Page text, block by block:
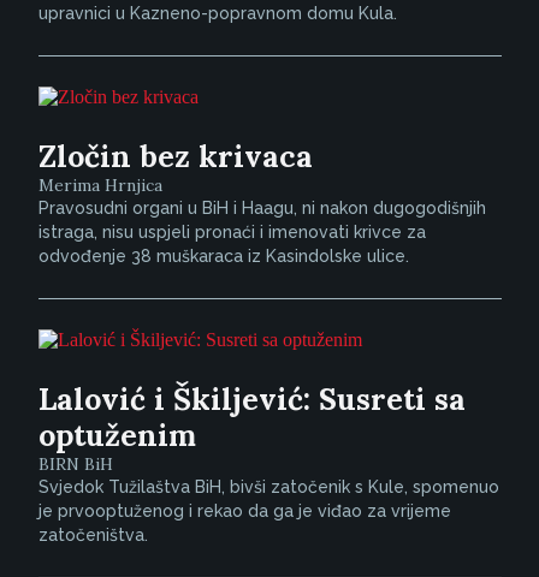
upravnici u Kazneno-popravnom domu Kula.
Zločin bez krivaca
Merima Hrnjica
Pravosudni organi u BiH i Haagu, ni nakon dugogodišnjih
istraga, nisu uspjeli pronaći i imenovati krivce za
odvođenje 38 muškaraca iz Kasindolske ulice.
Lalović i Škiljević: Susreti sa
optuženim
BIRN BiH
Svjedok Tužilaštva BiH, bivši zatočenik s Kule, spomenuo
je prvooptuženog i rekao da ga je viđao za vrijeme
zatočeništva.